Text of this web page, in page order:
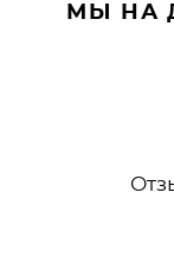
МЫ НА